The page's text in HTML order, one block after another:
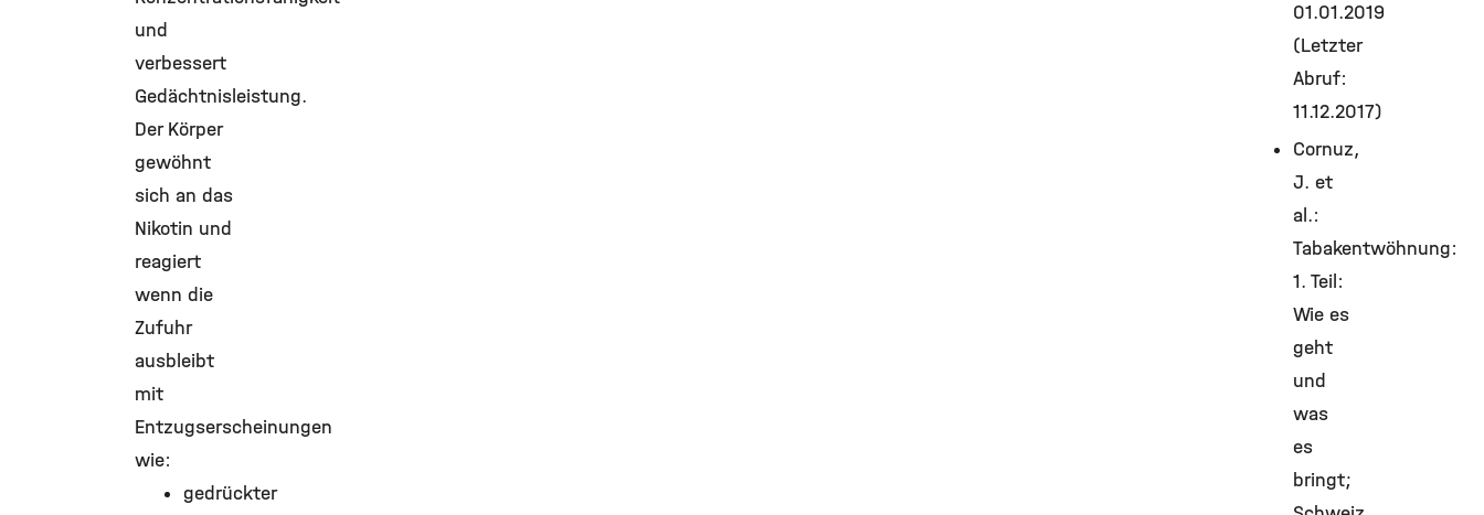
und
verbessert
Gedächtnisleistung.
Der Körper
gewöhnt
sich an das
Nikotin und
reagiert
wenn die
Zufuhr
ausbleibt
mit
Entzugserscheinungen
wie:
gedrückter
01.01.2019
(Letzter
Abruf:
11.12.2017)
Cornuz,
J. et
al.:
Tabakentwöhnung:
1. Teil:
Wie es
geht
und
was
es
bringt;